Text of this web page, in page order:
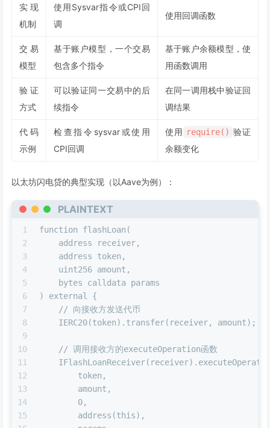
32
33
35
37
38
40
42
43
45
47
49
50
51
52
53
let ix = load_instruction_at_checked
if ix.program_id == *program_id {
if
() >= 4 && ix.data[
                repayment_found =
true ;
// 验证还款金额
        }
return
Err
    }
Ok(())
实现
机制
使用Sysvar指令或CPI回
调
使用回调函数
交易
模型
基于账户模型，一个交易
包含多个指令
基于账户余额模型，使
用函数调用
验证
方式
可以验证同一交易中的后
续指令
在同一调用栈中验证回
调结果
代码
示例
检查指令sysvar或使用
CPI回调
使用 require() 验证
余额变化
以太坊闪电贷的典型实现（以Aave为例）：
PLAINTEXT
1
2
3
4
5
6
7
8
9
10
11
12
13
14
15
function flashLoan(
    address receiver,
    address token,
    uint256 amount,
    bytes calldata params
) external {
    // 向接收方发送代币
    IERC20(token).transfer(receiver, amount);
    // 调用接收方的executeOperation函数
        token,
        amount,
        0,
        address(this),